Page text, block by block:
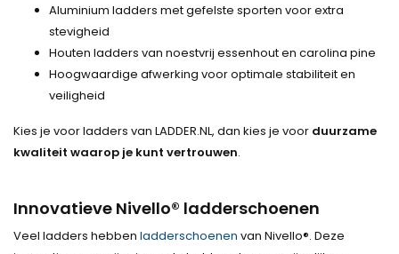
Aluminium ladders met gefelste sporten voor extra
stevigheid
Houten ladders van noestvrij essenhout en carolina pine
Hoogwaardige afwerking voor optimale stabiliteit en
veiligheid
Kies je voor ladders van LADDER.NL, dan kies je voor duurzame
kwaliteit waarop je kunt vertrouwen.
Innovatieve Nivello® ladderschoenen
Veel ladders hebben ladderschoenen van Nivello®. Deze